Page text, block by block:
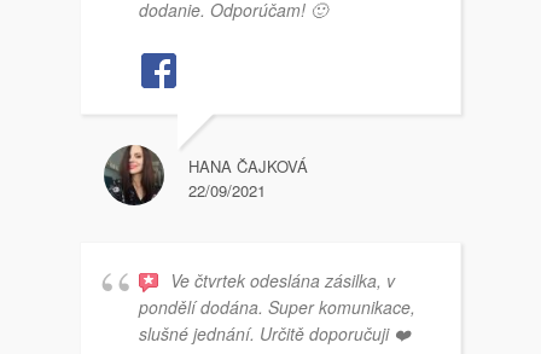
dodanie. Odporúčam! 🙂
HANA ČAJKOVÁ
22/09/2021
Ve čtvrtek odeslána zásilka, v
pondělí dodána. Super komunikace,
slušné jednání. Určitě doporučuji ❤️